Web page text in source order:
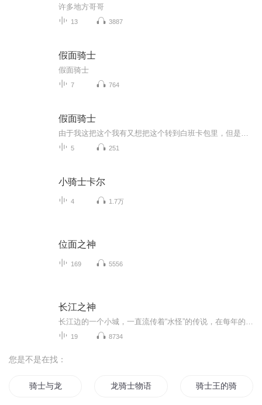
许多地方哥哥
13 3887
假面骑士
假面骑士
7 764
假面骑士
5 251
小骑士卡尔
4 1.7万
位面之神
169 5556
长江之神
19 8734
您是不是在找：
骑士与龙 龙骑士物语 骑士王的骑士